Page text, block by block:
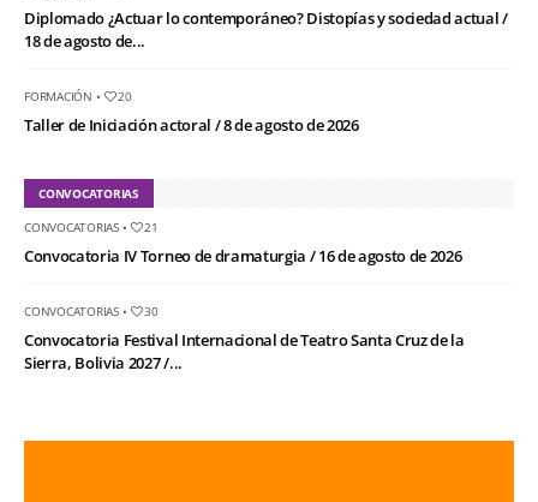
Diplomado ¿Actuar lo contemporáneo? Distopías y sociedad actual /
18 de agosto de...
FORMACIÓN • 20
Taller de Iniciación actoral / 8 de agosto de 2026
CONVOCATORIAS
CONVOCATORIAS• 21
Convocatoria IV Torneo de dramaturgia / 16 de agosto de 2026
CONVOCATORIAS• 30
Convocatoria Festival Internacional de Teatro Santa Cruz de la
Sierra, Bolivia 2027 /...